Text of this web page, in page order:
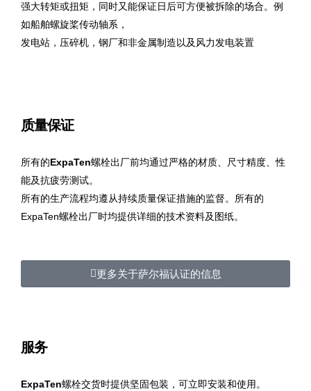
强大转矩或扭矩，同时又能保证日后可方便被拆除的场合。例
如船舶螺旋桨传动轴系，
发电站，压碎机，钢厂和非金属制造以及风力发电装置
质量保证
所有的ExpaTen螺栓出厂前均通过严格的材质、尺寸精度、性
能及抗疲劳测试。
所有的生产流程均遵从持续质量保证措施的监督。所有的
ExpaTen螺栓出厂时均提供详细的技术资料及图纸。
更多关于萨尔福认证的信息
服务
ExpaTen螺栓交货时提供坚固包装，可立即安装和使用。